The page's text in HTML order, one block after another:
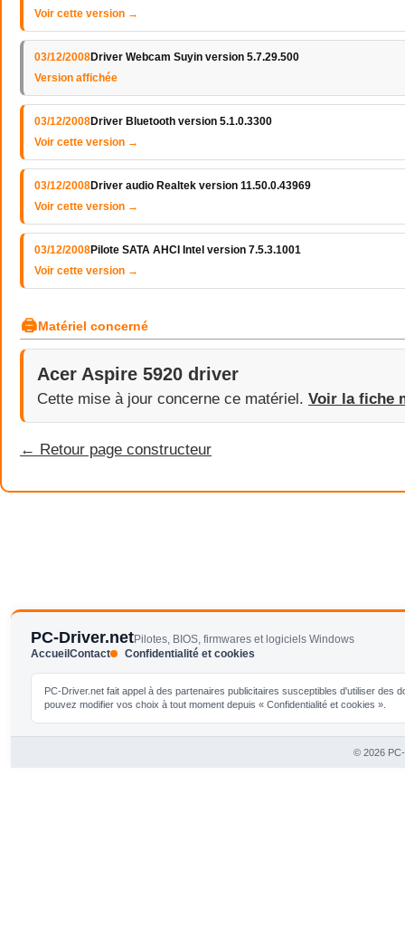
Voir cette version →
03/12/2008Driver Webcam Suyin version 5.7.29.500
Version affichée
03/12/2008Driver Bluetooth version 5.1.0.3300
Voir cette version →
03/12/2008Driver audio Realtek version 11.50.0.43969
Voir cette version →
03/12/2008Pilote SATA AHCI Intel version 7.5.3.1001
Voir cette version →
🖨Matériel concerné
Acer Aspire 5920 driver
Cette mise à jour concerne ce matériel. Voir la fiche
← Retour page constructeur
PC-Driver.netPilotes, BIOS, firmwares et logiciels Windows
AccueilContact Confidentialité et cookies
PC-Driver.net fait appel à des partenaires publicitaires susceptibles d'utiliser
pouvez modifier vos choix à tout moment depuis « Confidentialité et cookies ».
© 2026